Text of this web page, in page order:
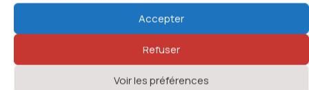
Accepter
Refuser
Voir les préférences
choisi par le Conseil d’administration.
L’assemblée générale se réunit au moins une fois par an,
au cours du 2e trimestre et chaque fois qu’elle est
convoquée par le président, éventuellement sur la